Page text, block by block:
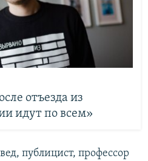
отъезда из
идут по всем»
публицист, профессор